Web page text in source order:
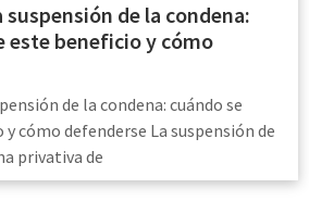
suspensión de la condena:
este beneficio y cómo
de la condena: cuándo se
cómo defenderse La suspensión de
privativa de